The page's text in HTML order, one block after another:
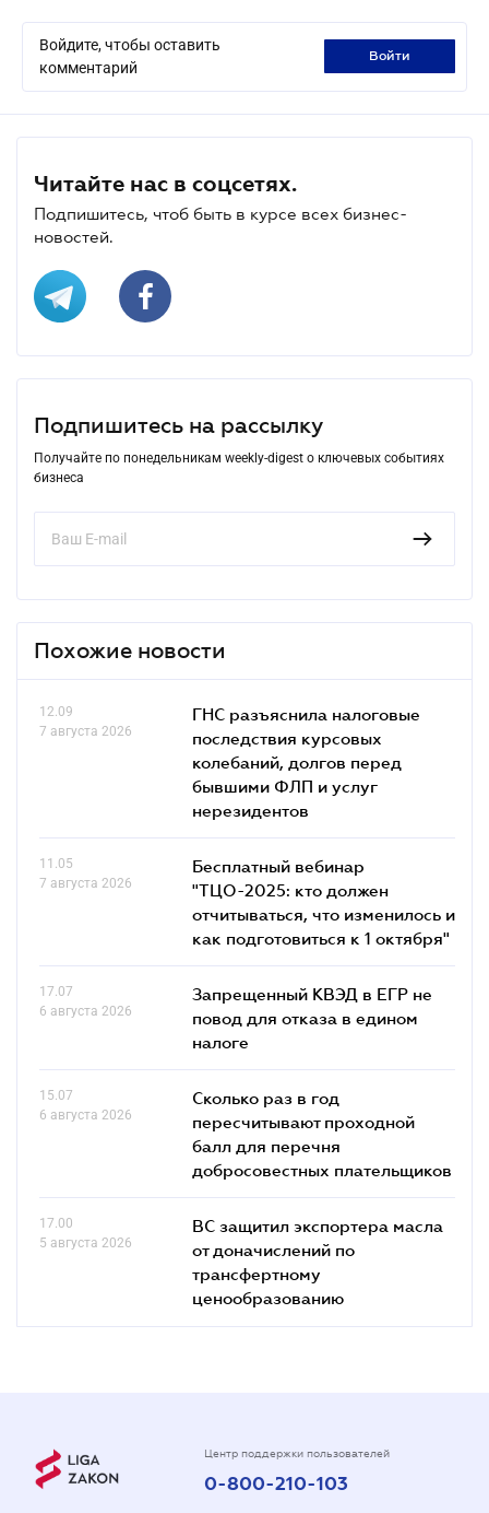
Войдите, чтобы оставить
комментарий
войти
Читайте нас в соцсетях.
Подпишитесь, чтоб быть в курсе всех бизнес-
новостей.
Подпишитесь на рассылку
Получайте по понедельникам weekly-digest о ключевых событиях
бизнеса
Похожие новости
12.09
7 августа 2026
ГНС разъяснила налоговые
последствия курсовых
колебаний, долгов перед
бывшими ФЛП и услуг
нерезидентов
11.05
7 августа 2026
Бесплатный вебинар
"ТЦО-2025: кто должен
отчитываться, что изменилось и
как подготовиться к 1 октября"
17.07
6 августа 2026
Запрещенный КВЭД в ЕГР не
повод для отказа в едином
налоге
15.07
6 августа 2026
Сколько раз в год
пересчитывают проходной
балл для перечня
добросовестных плательщиков
17.00
5 августа 2026
ВС защитил экспортера масла
от доначислений по
трансфертному
ценообразованию
Центр поддержки пользователей
0-800-210-103